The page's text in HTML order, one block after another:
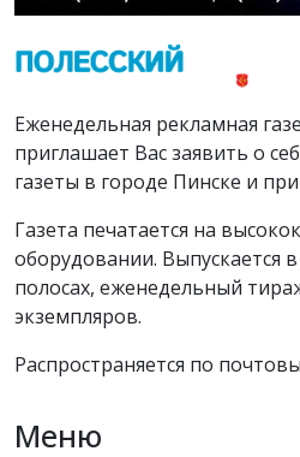
Еженедельная рекламная
приглашает Вас заявить о
газеты в городе Пинске и
Газета печатается на
оборудовании. Выпускается
полосах, еженедельный
экземпляров.
Распространяется по
Меню